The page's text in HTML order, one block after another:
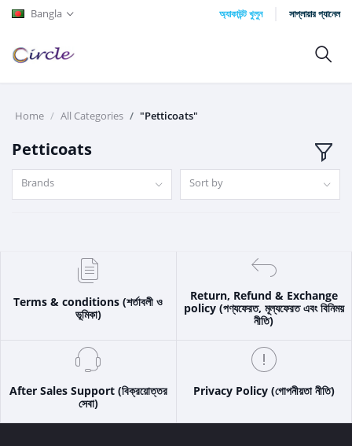
Bangla অ্যাকাউন্ট খুলুন সাপ্লায়ার প্যানেল
Home All Categories "Petticoats"
Petticoats
Brands Sort by
Terms & conditions (শর্তাবলী ও
ভূমিকা)
Return, Refund & Exchange
policy (পণ্যফেরত, মূল্যফেরত এবং বিনিময়
নীতি)
After Sales Support (বিক্রয়োত্তর
সেবা)
Privacy Policy (গোপনীয়তা নীতি)